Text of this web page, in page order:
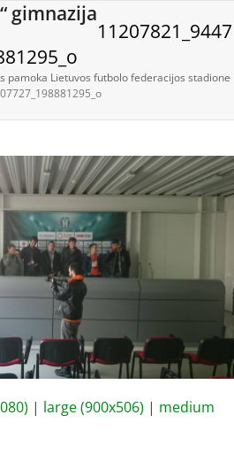
gimnazija
11207821_9447
pamoka Lietuvos futbolo federacijos stadione
| large (900x506) | medium